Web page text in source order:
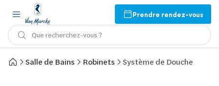
Prendre rendez-vous
Que recherchez-vous ?
Salle de Bains Robinets Système de Douche